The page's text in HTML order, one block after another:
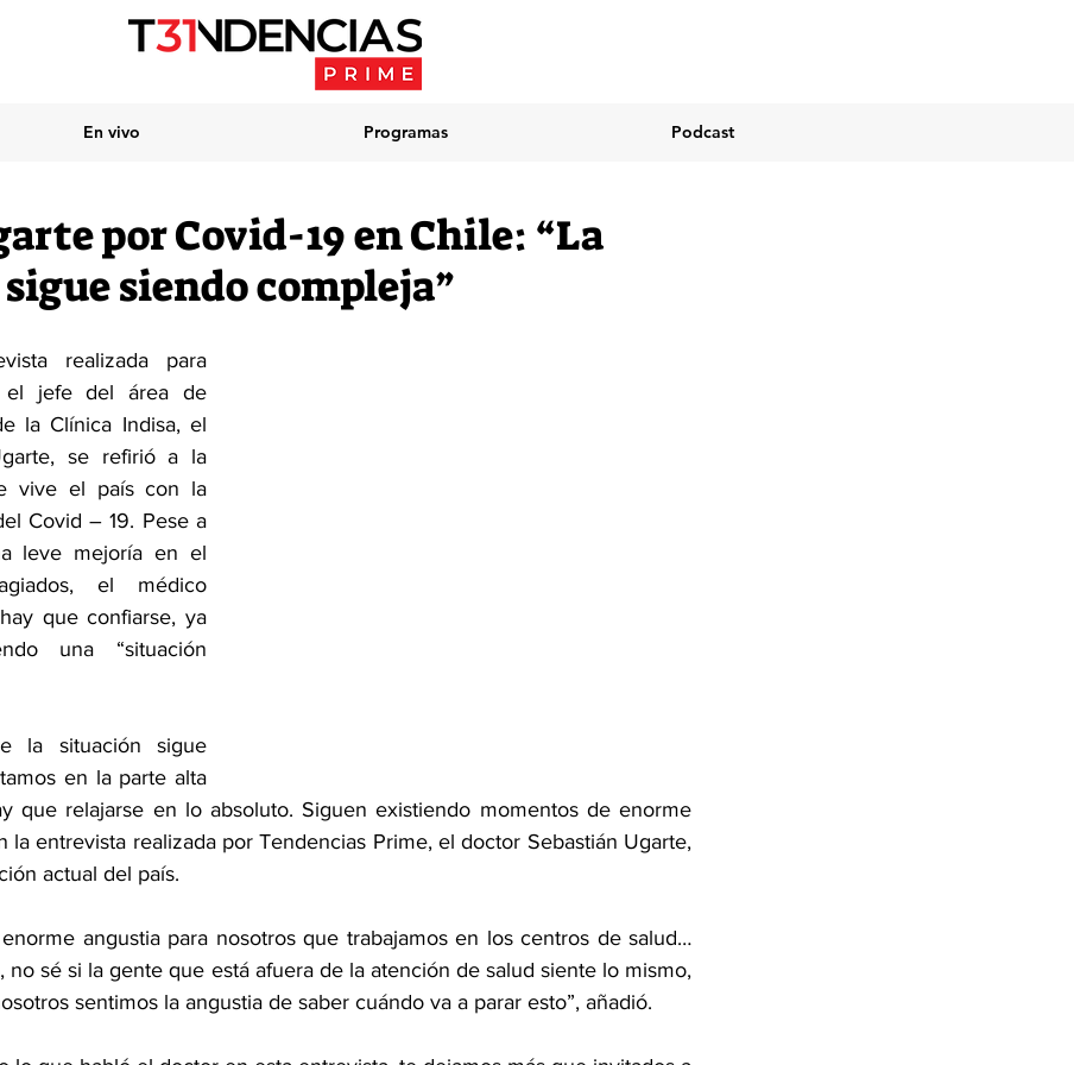
En vivo Programas Podcast
por Covid-19 en Chile: “La
siendo compleja”
realizada para
el jefe del área de
la Clínica Indisa, el
se refirió a la
vive el país con la
Covid – 19. Pese a
leve mejoría en el
el médico
que confiarse, ya
una “situación
la situación sigue
en la parte alta
que relajarse en lo absoluto. Siguen existiendo momentos de enorme
la entrevista realizada por Tendencias Prime, el doctor Sebastián Ugarte,
actual del país.
angustia para nosotros que trabajamos en los centros de salud…
no sé si la gente que está afuera de la atención de salud siente lo mismo,
sentimos la angustia de saber cuándo va a parar esto”, añadió.